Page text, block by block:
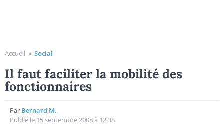
Accueil » Social
Il faut faciliter la mobilité des
fonctionnaires
Par Bernard M.
Publié le 15 septembre 2008 à 12:38